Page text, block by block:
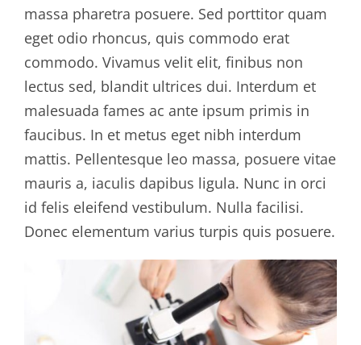
massa pharetra posuere. Sed porttitor quam
eget odio rhoncus, quis commodo erat
commodo. Vivamus velit elit, finibus non
lectus sed, blandit ultrices dui. Interdum et
malesuada fames ac ante ipsum primis in
faucibus. In et metus eget nibh interdum
mattis. Pellentesque leo massa, posuere vitae
mauris a, iaculis dapibus ligula. Nunc in orci
id felis eleifend vestibulum. Nulla facilisi.
Donec elementum varius turpis quis posuere.